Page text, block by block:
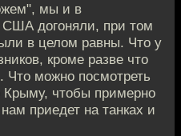
мы и в
США догоняли, при том
в целом равны. Что у
кроме разве что
Что можно посмотреть
Крыму, чтобы примерно
приедет на танках и